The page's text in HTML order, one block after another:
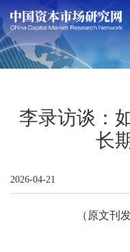
李录访谈：
长
2026-04-21
（原文刊